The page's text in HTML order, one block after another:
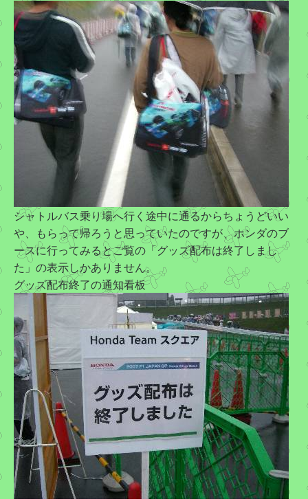
シャトルバス乗り場へ行く途中に通るからちょうどいい
や、もらって帰ろうと思っていたのですが、ホンダのブ
ースに行ってみるとご覧の「グッズ配布は終了しまし
た」の表示しかありません。
グッズ配布終了の通知看板